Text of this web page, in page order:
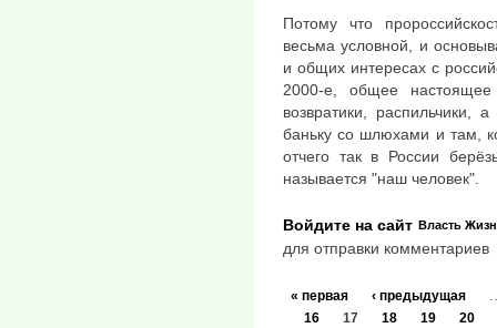
Потому что
весьма условной, и
и общих интересах с
2000-е, общее настоящее
возвратики, распильчики,
баньку со шлюхами и там,
отчего так в России
называется "наш человек".
Власть
Войдите на сайт
для отправки комментариев
« первая ‹ предыдущая
16
17 18 19
20